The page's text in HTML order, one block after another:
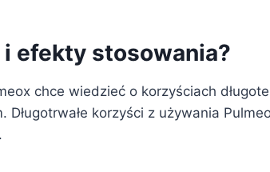
i efekty stosowania?
chce wiedzieć o korzyściach
korzyści z używania